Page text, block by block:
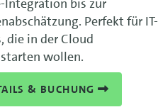
Perfekt für IT-
die in der Cloud
wollen.
& BUCHUNG